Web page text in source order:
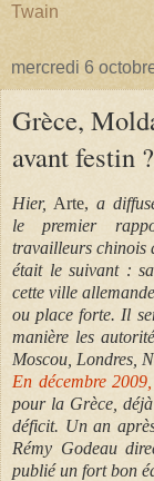
Twain
mercredi 6
Grèce,
avant festin
Hier, Arte, a
le premier
travailleurs chinois
était le suivant :
cette ville
ou place forte. Il
manière les
Moscou, Londres,
En décembre 2009,
pour la Grèce,
déficit. Un an
Rémy Godeau
publié un fort bon